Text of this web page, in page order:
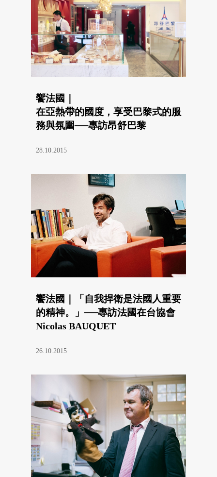
饗法國｜
在亞熱帶的國度，享受巴黎式的服
務與氛圍──專訪昂舒巴黎
28.10.2015
饗法國｜「自我捍衛是法國人重要
的精神。」──專訪法國在台協會
Nicolas BAUQUET
26.10.2015